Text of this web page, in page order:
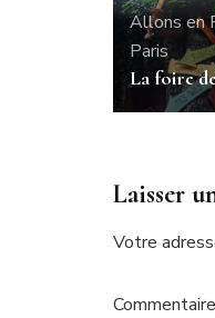
Allons en
Paris
La foire
Laisser
Votre
Commentaire